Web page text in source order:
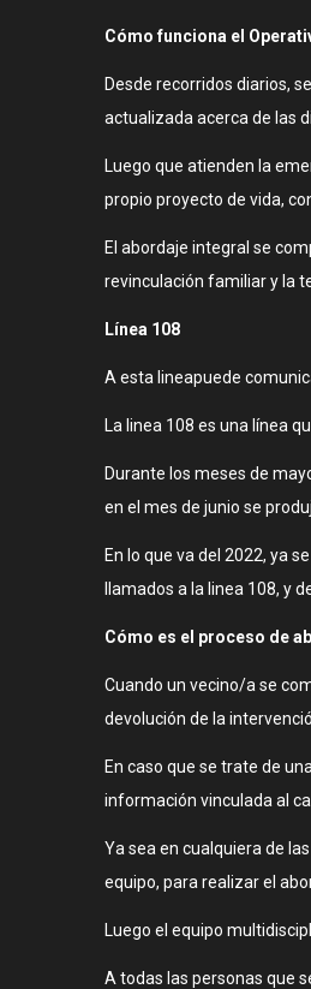
Cómo funciona el
Desde recorridos diarios,
actualizada acerca de las
Luego que atienden la
propio proyecto de vida,
El abordaje integral se
revinculación familiar y la
Línea 108
A esta lineapuede
La linea 108 es una línea
Durante los meses de
en el mes de junio se
En lo que va del 2022, ya
llamados a la linea 108, y
Cómo es el proceso de
Cuando un vecino/a se
devolución de la
En caso que se trate de
información vinculada al
Ya sea en cualquiera de
equipo, para realizar el
Luego el equipo
A todas las personas que